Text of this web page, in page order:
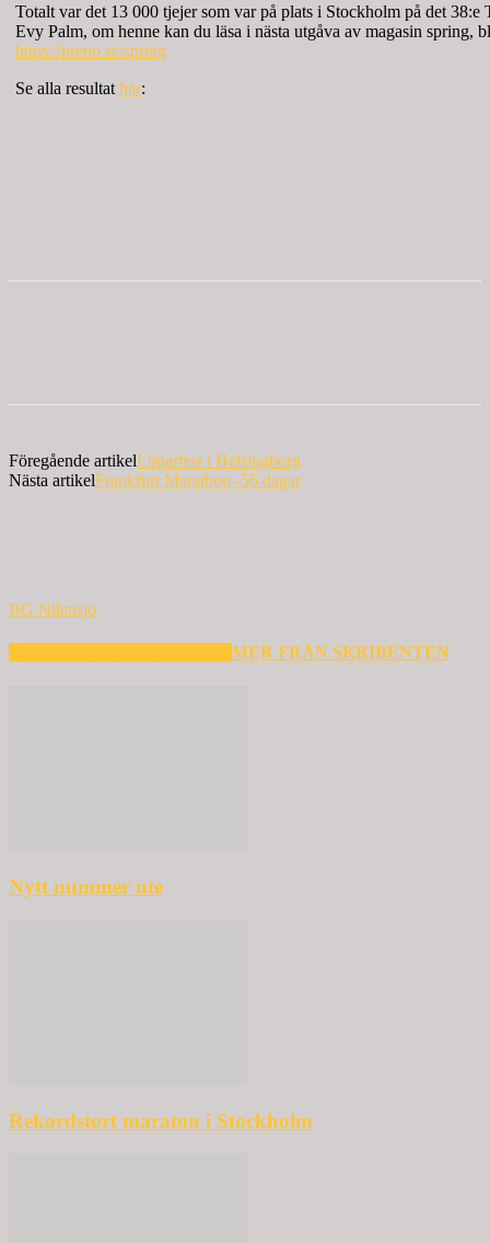
Totalt var det 13 000 tjejer som var på plats i Stockholm på det
Evy Palm, om henne kan du läsa i nästa utgåva av magasin spring,
https://preno.se/spring
Se alla resultat här:
Föregående artikelLöparfest i Helsingborg
Nästa artikelFrankfurt Marathon -56 dagar
BG Nilensjö
MER FRÅN SKRIBENTEN
Nytt nummer ute
Rekordstort maraton i Stockholm